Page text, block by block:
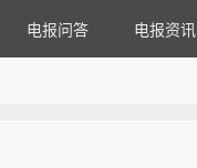
电报问答 电报资讯